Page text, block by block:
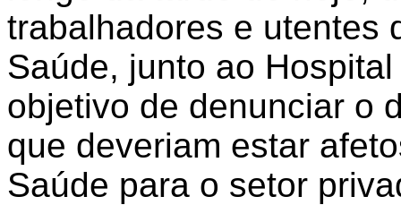
trabalhadores e utentes
Saúde, junto ao
objetivo de denunciar o
que deveriam estar
Saúde para o setor